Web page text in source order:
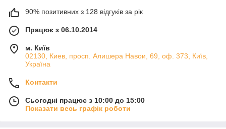
90% позитивних з 128 відгуків за рік
Працює з 06.10.2014
м. Київ
02130, Киев, просп. Алишера Навои, 69, оф. 373, Київ,
Україна
Контакти
Сьогодні працює з 10:00 до 15:00
Показати весь графік роботи